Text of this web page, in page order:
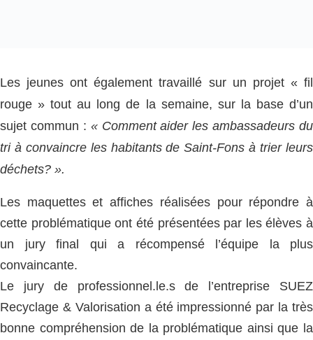
Les jeunes ont également travaillé sur un projet « fil
rouge » tout au long de la semaine, sur la base d’un
sujet commun : « Comment aider les ambassadeurs du
tri à convaincre les habitants de Saint-Fons à trier leurs
déchets? ».
Les maquettes et affiches réalisées pour répondre à
cette problématique ont été présentées par les élèves à
un jury final qui a récompensé l’équipe la plus
convaincante.
Le jury de professionnel.le.s de l’entreprise SUEZ
Recyclage & Valorisation a été impressionné par la très
bonne compréhension de la problématique ainsi que la